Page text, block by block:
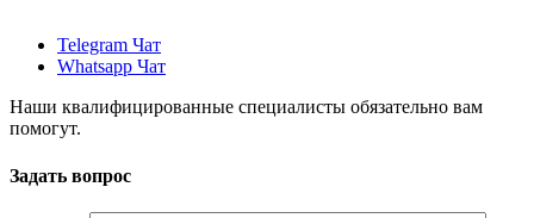
Telegram Чат
Whatsapp Чат
Наши квалифицированные специалисты обязательно вам
помогут.
Задать вопрос